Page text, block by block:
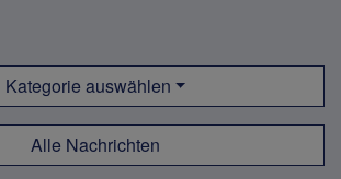
Kategorie auswählen
Alle Nachrichten